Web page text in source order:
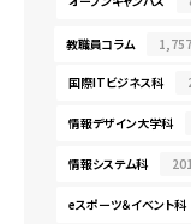
教職員コラム 1,757
国際ITビジネス科
情報デザイン大学科
情報システム科 201
eスポーツ＆イベント科